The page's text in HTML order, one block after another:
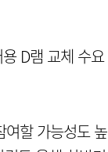
D램 교체 수요
할 가능성도 높